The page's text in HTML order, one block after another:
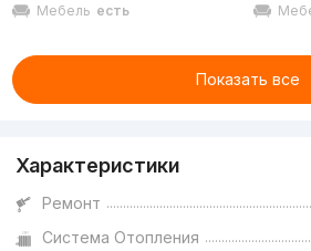
Мебель есть
Показать все
Характеристики
Ремонт
Система Отопления